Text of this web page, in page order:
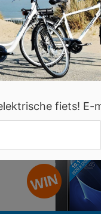
Sailing
Power Greece
greece.com
Greece
fiets! E-